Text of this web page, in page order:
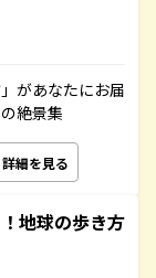
があなたにお届
絶景集
詳細を見る
地球の歩き方